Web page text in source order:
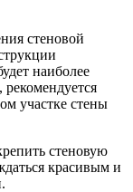
стеновой
наиболее
участке стены
стеновую
красивым и